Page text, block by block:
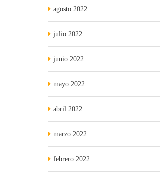
agosto 2022
julio 2022
junio 2022
mayo 2022
abril 2022
marzo 2022
febrero 2022